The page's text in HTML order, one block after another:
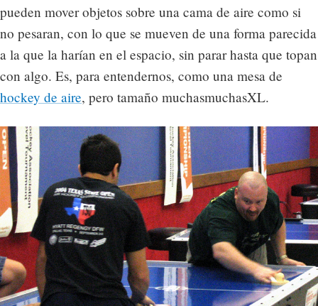
pueden mover objetos sobre una cama de aire como si
no pesaran, con lo que se mueven de una forma parecida
a la que la harían en el espacio, sin parar hasta que topan
con algo. Es, para entendernos, como una mesa de
hockey de aire, pero tamaño muchasmuchasXL.